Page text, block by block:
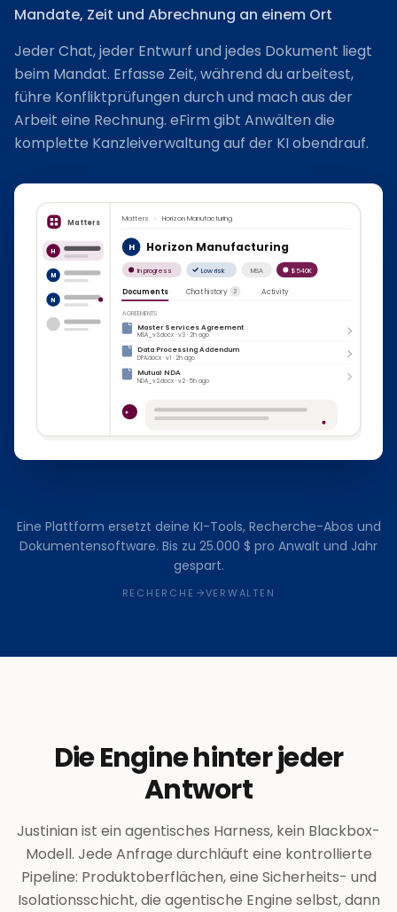
Mandate, Zeit und Abrechnung an einem Ort
Jeder Chat, jeder Entwurf und jedes Dokument liegt
beim Mandat. Erfasse Zeit, während du arbeitest,
führe Konfliktprüfungen durch und mach aus der
Arbeit eine Rechnung. eFirm gibt Anwälten die
komplette Kanzleiverwaltung auf der KI obendrauf.
Matters
H
M
N
Matters › Horizon Manufacturing
H Horizon Manufacturing
In progress Low risk MSA $540K
Documents Chat history 2 Activity
AGREEMENTS
Master Services Agreement
MSA_v3.docx · v3 · 2h ago
Data Processing Addendum
DPA.docx · v1 · 2h ago
Mutual NDA
NDA_v2.docx · v2 · 5h ago
Eine Plattform ersetzt deine KI-Tools, Recherche-Abos und
Dokumentensoftware. Bis zu 25.000 $ pro Anwalt und Jahr
gespart.
RECHERCHE VERWALTEN
Die Engine hinter jeder
Antwort
Justinian ist ein agentisches Harness, kein Blackbox-
Modell. Jede Anfrage durchläuft eine kontrollierte
Pipeline: Produktoberflächen, eine Sicherheits- und
Isolationsschicht, die agentische Engine selbst, dann